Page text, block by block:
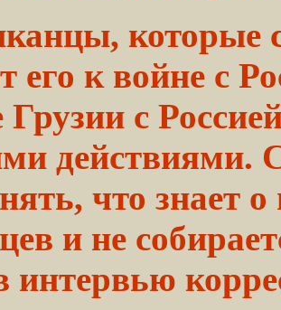
которые
его к войне с
Грузии с
действиями.
что знает о
и не
интервью